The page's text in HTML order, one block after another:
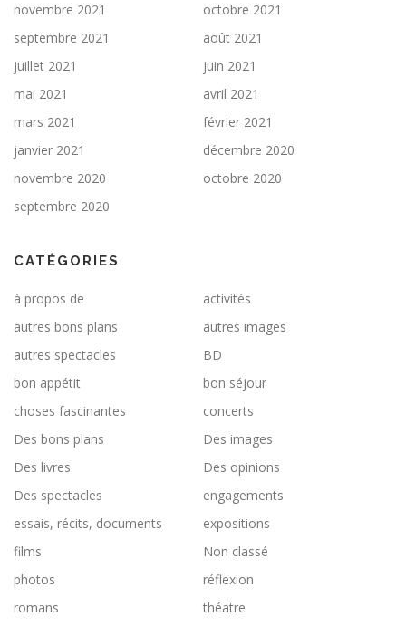
novembre 2021
octobre 2021
septembre 2021
août 2021
juillet 2021
juin 2021
mai 2021
avril 2021
mars 2021
février 2021
janvier 2021
décembre 2020
novembre 2020
octobre 2020
septembre 2020
CATÉGORIES
à propos de
activités
autres bons plans
autres images
autres spectacles
BD
bon appétit
bon séjour
choses fascinantes
concerts
Des bons plans
Des images
Des livres
Des opinions
Des spectacles
engagements
essais, récits, documents
expositions
films
Non classé
photos
réflexion
romans
théatre